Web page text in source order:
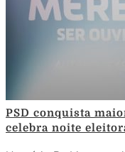
PSD conquista
celebra noite